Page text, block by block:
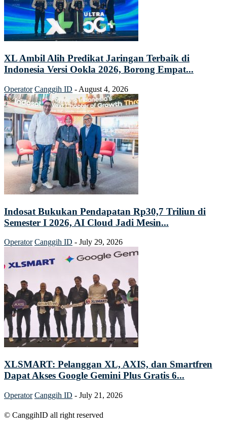
XL Ambil Alih Predikat Jaringan Terbaik di
Indonesia Versi Ookla 2026, Borong Empat...
Operator Canggih ID - August 4, 2026
Indosat Bukukan Pendapatan Rp30,7 Triliun di
Semester I 2026, AI Cloud Jadi Mesin...
Operator Canggih ID - July 29, 2026
XLSMART: Pelanggan XL, AXIS, dan Smartfren
Dapat Akses Google Gemini Plus Gratis 6...
Operator Canggih ID - July 21, 2026
© CanggihID all right reserved